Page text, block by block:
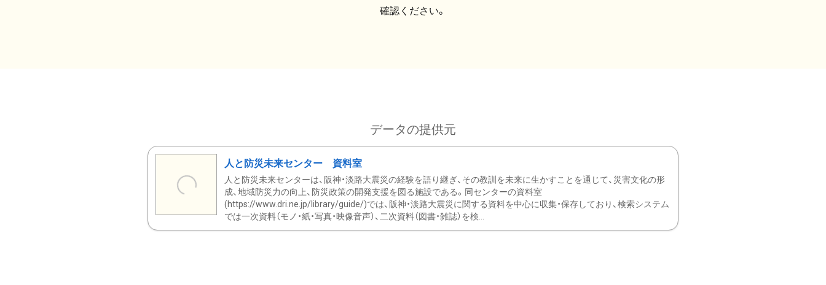
確認ください。
データの提供元
人と防災未来センター 資料室
人と防災未来センターは、阪神・淡路大震災の経験を語り継ぎ、その教訓を未来に生かすことを通じて、災害文化の形
成、地域防災力の向上、防災政策の開発支援を図る施設である。同センターの資料室
(https://www.dri.ne.jp/library/guide/)では、阪神・淡路大震災に関する資料を中心に収集・保存しており、検索システム
では一次資料（モノ・紙・写真・映像音声）、二次資料（図書・雑誌）を検...